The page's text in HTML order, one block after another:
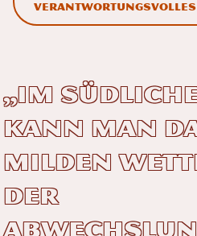
verantwortungsvolles
„Im
kann man
milden
der